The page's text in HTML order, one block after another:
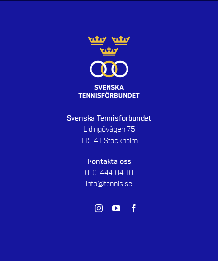
Svenska Tennisförbundet
Lidingövägen 75
115 41 Stockholm
Kontakta oss
010-444 04 10
info@tennis.se